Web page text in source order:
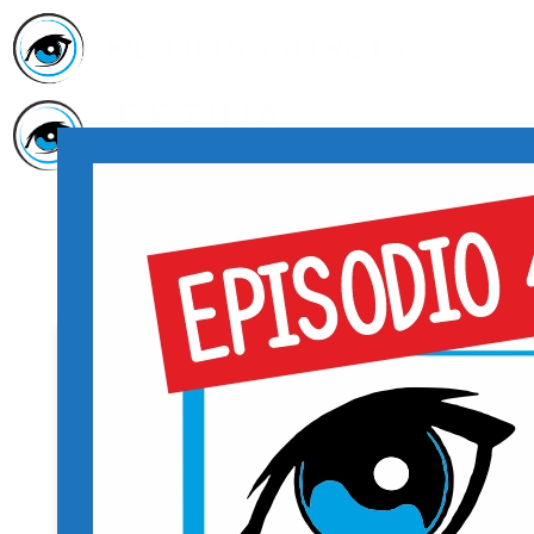
Asociación
Quiénes
Somos